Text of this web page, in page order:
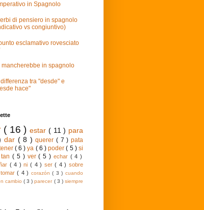
in Spagnolo
di pensiero in spagnolo
vs congiuntivo)
esclamativo rovesciato
mancherebbe in spagnolo
differenza tra "desde" e
hace"
( 16 ) estar ( 11 ) para
dar ( 8 )querer( 7 )pata
( 6 )ya ( 6 )poder( 5 )si
tan( 5 ) ver( 5 ) echar ( 4 )
( 4 )ni ( 4 ) ser( 4 )sobre
tomar( 4 ) corazón( 3 )cuando
cambio ( 3 )parecer ( 3 )siempre